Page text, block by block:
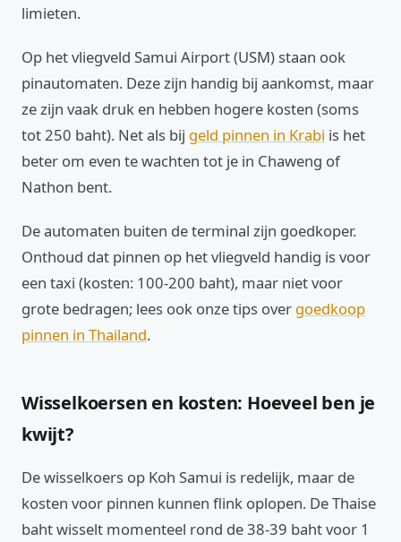
limieten.
Op het vliegveld Samui Airport (USM) staan ook
pinautomaten. Deze zijn handig bij aankomst, maar
ze zijn vaak druk en hebben hogere kosten (soms
tot 250 baht). Net als bij geld pinnen in Krabi is het
beter om even te wachten tot je in Chaweng of
Nathon bent.
De automaten buiten de terminal zijn goedkoper.
Onthoud dat pinnen op het vliegveld handig is voor
een taxi (kosten: 100-200 baht), maar niet voor
grote bedragen; lees ook onze tips over goedkoop
pinnen in Thailand.
Wisselkoersen en kosten: Hoeveel ben je
kwijt?
De wisselkoers op Koh Samui is redelijk, maar de
kosten voor pinnen kunnen flink oplopen. De Thaise
baht wisselt momenteel rond de 38-39 baht voor 1